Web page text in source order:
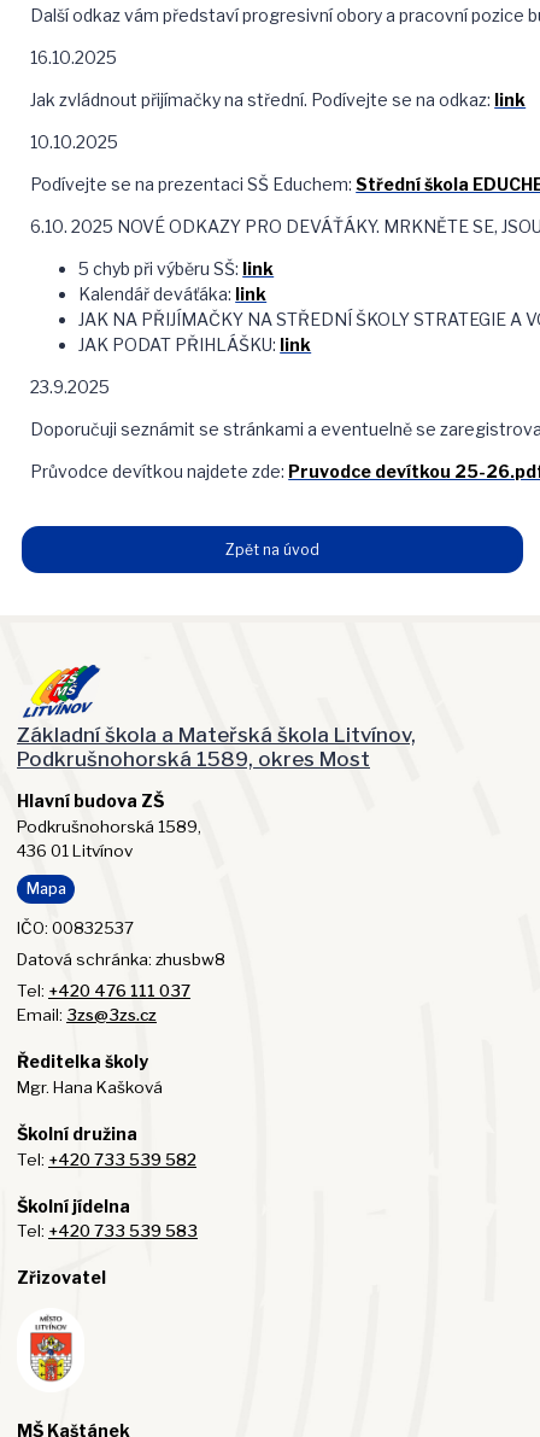
Další odkaz vám představí progresivní obory a pracovní pozice
16.10.2025
Jak zvládnout přijímačky na střední. Podívejte se na odkaz: link
10.10.2025
Podívejte se na prezentaci SŠ Educhem:Střední škola
6.10. 2025 NOVÉ ODKAZY PRO DEVÁŤÁKY. MRKNĚTE SE,
5 chyb při výběru SŠ: link
Kalendář deváťáka: link
JAK NA PŘIJÍMAČKY NA STŘEDNÍ ŠKOLY STRATEGIE A
JAK PODAT PŘIHLÁŠKU: link
23.9.2025
Doporučuji seznámit se stránkami a eventuelně se
Průvodce devítkou najdete zde: Pruvodce devítkou 25-
Zpět na úvod
Základní škola a Mateřská škola Litvínov,
Podkrušnohorská 1589, okres Most
Hlavní budova ZŠ
Podkrušnohorská 1589,
436 01 Litvínov
Mapa
IČO: 00832537
Datová schránka: zhusbw8
Tel: +420 476 111 037
Email: 3zs@3zs.cz
Ředitelka školy
Mgr. Hana Kašková
Školní družina
Tel: +420 733 539 582
Školní jídelna
Tel: +420 733 539 583
Zřizovatel
MŠ Kaštánek